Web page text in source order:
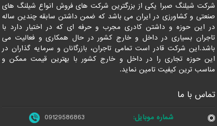
شرکت شیلنگ صبرا یکی از بزرگترین شرکت های فروش انواع شیلنگ های
صنعتی و کشاورزی در ایران می باشد که ضمن داشتن سابقه چندین ساله
در این حوزه و داشتن کادری مجرب و حرفه ای که در اختیار دارد با
تاجران بسیاری در داخل و خارج کشور در حال همکاری و فعالیت می
باشد.این شرکت قادر است تمامی تاجران، بازرگانان و سرمایه گذاران در
این حوزه تجاری را در داخل و خارج کشور با بهترین قیمت ممکن و
مناسب ترین کیفیت تامین نماید.
تماس با ما
شماره موبایل: 09129586863